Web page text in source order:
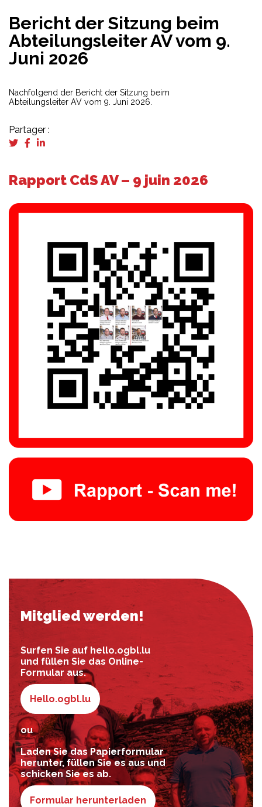
Bericht der Sitzung beim
Abteilungsleiter AV vom 9.
Juni 2026
Nachfolgend der Bericht der Sitzung beim
Abteilungsleiter AV vom 9. Juni 2026.
Partager :
Rapport CdS AV – 9 juin 2026
Mitglied werden!
Surfen Sie auf hello.ogbl.lu
und füllen Sie das Online-
Formular aus.
Hello.ogbl.lu
ou
Laden Sie das Papierformular
herunter, füllen Sie es aus und
schicken Sie es ab.
Formular herunterladen